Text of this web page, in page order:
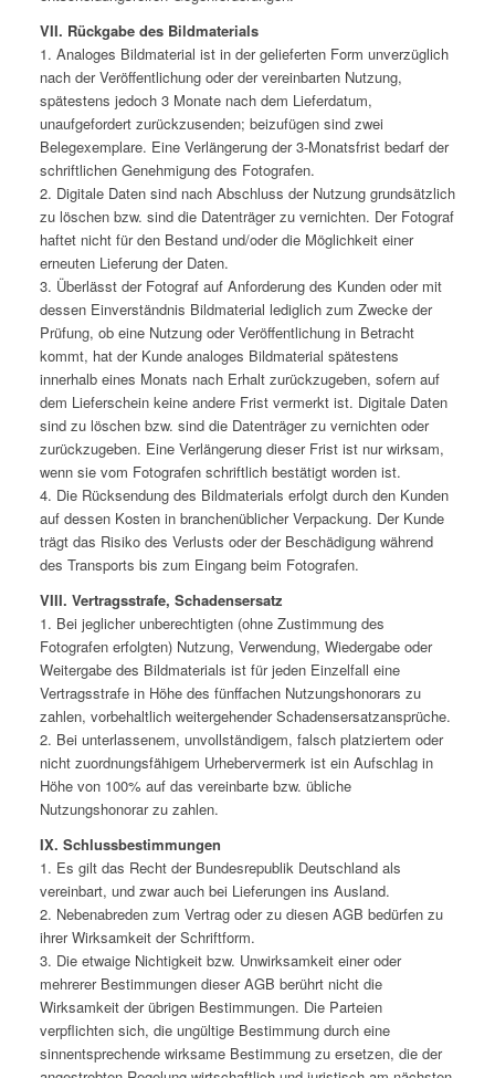
VII. Rückgabe des Bildmaterials
1. Analoges Bildmaterial ist in der gelieferten Form unverzüglich
nach der Veröffentlichung oder der vereinbarten Nutzung,
spätestens jedoch 3 Monate nach dem Lieferdatum,
unaufgefordert zurückzusenden; beizufügen sind zwei
Belegexemplare. Eine Verlängerung der 3-Monatsfrist bedarf der
schriftlichen Genehmigung des Fotografen.
2. Digitale Daten sind nach Abschluss der Nutzung grundsätzlich
zu löschen bzw. sind die Datenträger zu vernichten. Der Fotograf
haftet nicht für den Bestand und/oder die Möglichkeit einer
erneuten Lieferung der Daten.
3. Überlässt der Fotograf auf Anforderung des Kunden oder mit
dessen Einverständnis Bildmaterial lediglich zum Zwecke der
Prüfung, ob eine Nutzung oder Veröffentlichung in Betracht
kommt, hat der Kunde analoges Bildmaterial spätestens
innerhalb eines Monats nach Erhalt zurückzugeben, sofern auf
dem Lieferschein keine andere Frist vermerkt ist. Digitale Daten
sind zu löschen bzw. sind die Datenträger zu vernichten oder
zurückzugeben. Eine Verlängerung dieser Frist ist nur wirksam,
wenn sie vom Fotografen schriftlich bestätigt worden ist.
4. Die Rücksendung des Bildmaterials erfolgt durch den Kunden
auf dessen Kosten in branchenüblicher Verpackung. Der Kunde
trägt das Risiko des Verlusts oder der Beschädigung während
des Transports bis zum Eingang beim Fotografen.
VIII. Vertragsstrafe, Schadensersatz
1. Bei jeglicher unberechtigten (ohne Zustimmung des
Fotografen erfolgten) Nutzung, Verwendung, Wiedergabe oder
Weitergabe des Bildmaterials ist für jeden Einzelfall eine
Vertragsstrafe in Höhe des fünffachen Nutzungshonorars zu
zahlen, vorbehaltlich weitergehender Schadensersatzansprüche.
2. Bei unterlassenem, unvollständigem, falsch platziertem oder
nicht zuordnungsfähigem Urhebervermerk ist ein Aufschlag in
Höhe von 100% auf das vereinbarte bzw. übliche
Nutzungshonorar zu zahlen.
IX. Schlussbestimmungen
1. Es gilt das Recht der Bundesrepublik Deutschland als
vereinbart, und zwar auch bei Lieferungen ins Ausland.
2. Nebenabreden zum Vertrag oder zu diesen AGB bedürfen zu
ihrer Wirksamkeit der Schriftform.
3. Die etwaige Nichtigkeit bzw. Unwirksamkeit einer oder
mehrerer Bestimmungen dieser AGB berührt nicht die
Wirksamkeit der übrigen Bestimmungen. Die Parteien
verpflichten sich, die ungültige Bestimmung durch eine
sinnentsprechende wirksame Bestimmung zu ersetzen, die der